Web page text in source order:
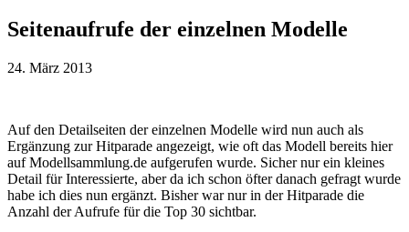
Seitenaufrufe der einzelnen Modelle
24. März 2013
Auf den Detailseiten der einzelnen Modelle wird nun auch als
Ergänzung zur Hitparade angezeigt, wie oft das Modell bereits hier
auf Modellsammlung.de aufgerufen wurde. Sicher nur ein kleines
Detail für Interessierte, aber da ich schon öfter danach gefragt wurde
habe ich dies nun ergänzt. Bisher war nur in der Hitparade die
Anzahl der Aufrufe für die Top 30 sichtbar.